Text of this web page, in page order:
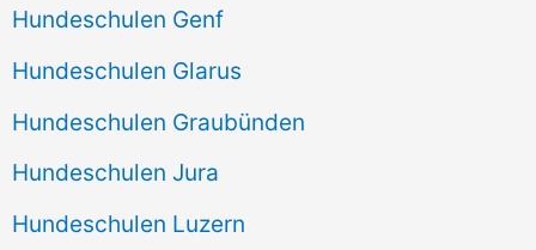
Hundeschulen Genf
Hundeschulen Glarus
Hundeschulen Graubünden
Hundeschulen Jura
Hundeschulen Luzern